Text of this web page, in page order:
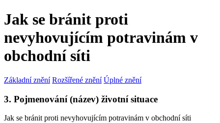
Jak se bránit proti
nevyhovujícím potravinám v
obchodní síti
Základní znění Rozšířené znění Úplné znění
3. Pojmenování (název) životní situace
Jak se bránit proti nevyhovujícím potravinám v obchodní síti